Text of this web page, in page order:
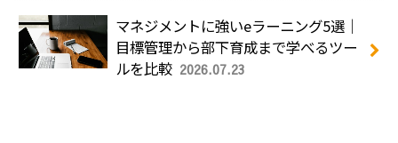
マネジメントに強いeラーニング5選｜
目標管理から部下育成まで学べるツー
ルを比較 2026.07.23